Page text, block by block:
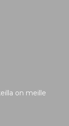
on meille